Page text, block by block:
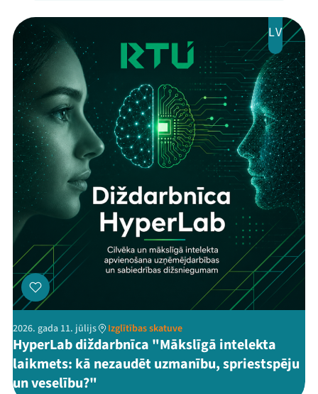
LV
2026. gada 11. jūlijs Izglītības skatuve
HyperLab diždarbnīca "Mākslīgā intelekta
laikmets: kā nezaudēt uzmanību, spriestspēju
un veselību?"